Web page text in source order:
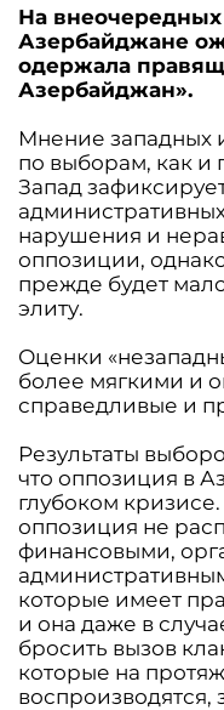
На
Азербайджане
одержала
Азербайджан».
Мнение западных
по выборам, как и
Запад
нарушения и
оппозиции,
прежде будет
элиту.
Оценки
более мягкими и
справедливые и
Результаты
что оппозиция в
глубоком
оппозиция не
финансовыми,
которые имеет
и она даже в
бросить вызов
которые на
воспроизводятся,